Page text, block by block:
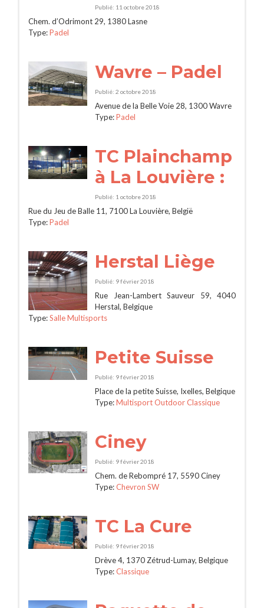
Publié: 11 octobre 2018
Chem. d’Odrimont 29, 1380 Lasne
Type:Padel
Wavre – Padel
Publié: 2 octobre 2018
Avenue de la Belle Voie 28, 1300 Wavre
Type:Padel
TC Plainchamp
à La Louvière :
Publié: 1 octobre 2018
Rue du Jeu de Balle 11, 7100 La Louvière, België
Type:Padel
Herstal Liège
Publié: 9 février 2018
Rue Jean-Lambert Sauveur 59, 4040
Herstal, Belgique
Type:Salle Multisports
Petite Suisse
Publié: 9 février 2018
Place de la petite Suisse, Ixelles, Belgique
Type:Multisport Outdoor Classique
Ciney
Publié: 9 février 2018
Chem. de Rebompré 17, 5590 Ciney
Type:Chevron SW
TC La Cure
Publié: 9 février 2018
Drève 4, 1370 Zétrud-Lumay, Belgique
Type:Classique